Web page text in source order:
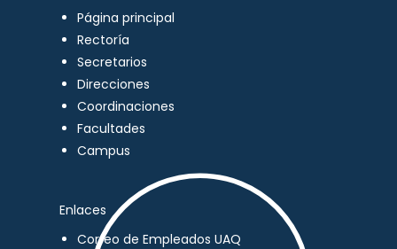
Página principal
Rectoría
Secretarios
Direcciones
Coordinaciones
Facultades
Campus
Enlaces
Correo de Empleados UAQ